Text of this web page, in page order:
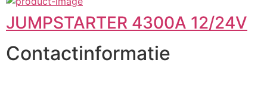
JUMPSTARTER 4300A 12/24V
Contactinformatie